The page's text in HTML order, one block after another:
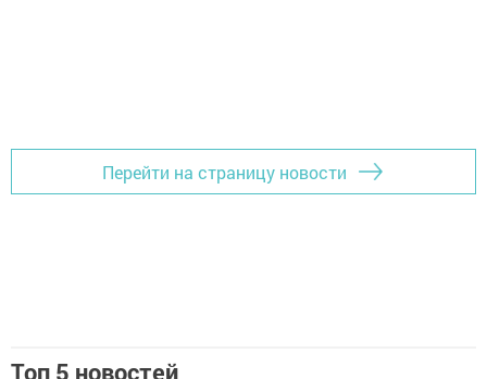
Перейти на страницу новости
Топ 5 новостей